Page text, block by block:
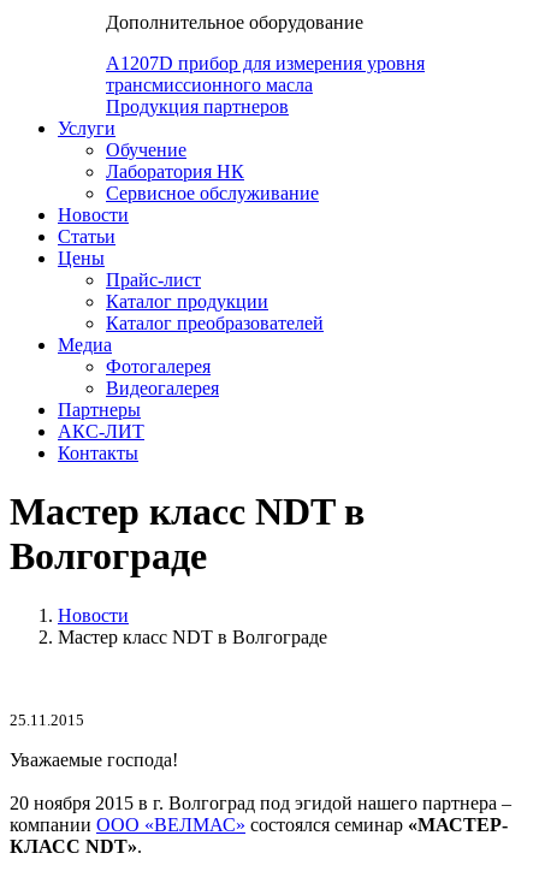
Дополнительное оборудование
А1207D прибор для измерения уровня
трансмиссионного масла
Продукция партнеров
Услуги
Обучение
Лаборатория НК
Сервисное обслуживание
Новости
Статьи
Цены
Прайс-лист
Каталог продукции
Каталог преобразователей
Медиа
Фотогалерея
Видеогалерея
Партнеры
АКС-ЛИТ
Контакты
Мастер класс NDT в
Волгограде
Новости
Мастер класс NDT в Волгограде
25.11.2015
Уважаемые господа!
20 ноября 2015 в г. Волгоград под эгидой нашего партнера –
компании ООО «ВЕЛМАС» состоялся семинар «МАСТЕР-
КЛАСС NDT».